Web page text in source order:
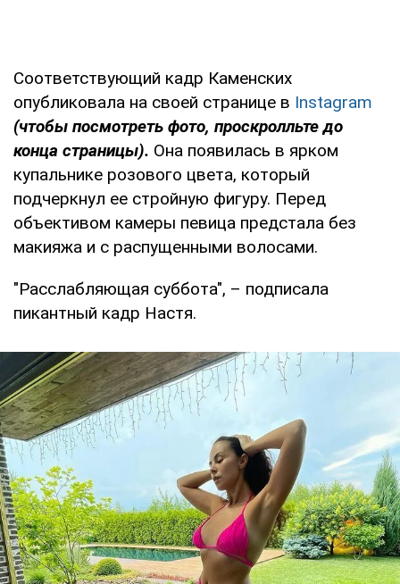
Соответствующий кадр Каменских
опубликовала на своей странице в Instagram
(чтобы посмотреть фото, проскролльте до
конца страницы). Она появилась в ярком
купальнике розового цвета, который
подчеркнул ее стройную фигуру. Перед
объективом камеры певица предстала без
макияжа и с распущенными волосами.
"Расслабляющая суббота", – подписала
пикантный кадр Настя.